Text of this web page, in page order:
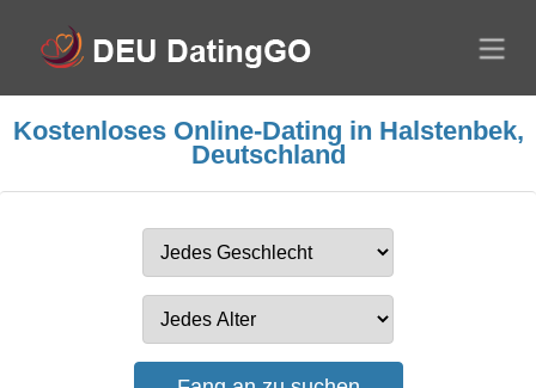
Kostenloses Online-Dating in Halstenbek,
Deutschland